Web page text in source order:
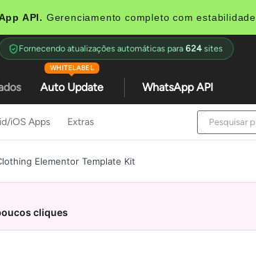
API. Gerenciamento completo com estabilidade.
Auto Update
WHITELABEL
WhatsApp API
Fornecendo atualizações automáticas para 624 sites
iOS Apps Extras
Elementor Template Kit
cliques